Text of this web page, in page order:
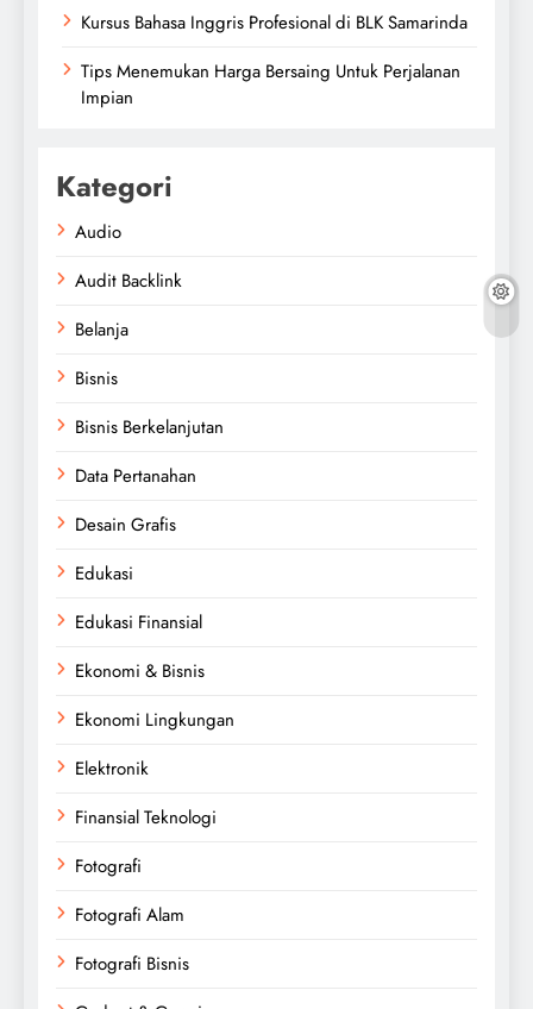
Kursus Bahasa Inggris Profesional di BLK Samarinda
Tips Menemukan Harga Bersaing Untuk Perjalanan
Impian
Kategori
Audio
Audit Backlink
Belanja
Bisnis
Bisnis Berkelanjutan
Data Pertanahan
Desain Grafis
Edukasi
Edukasi Finansial
Ekonomi & Bisnis
Ekonomi Lingkungan
Elektronik
Finansial Teknologi
Fotografi
Fotografi Alam
Fotografi Bisnis